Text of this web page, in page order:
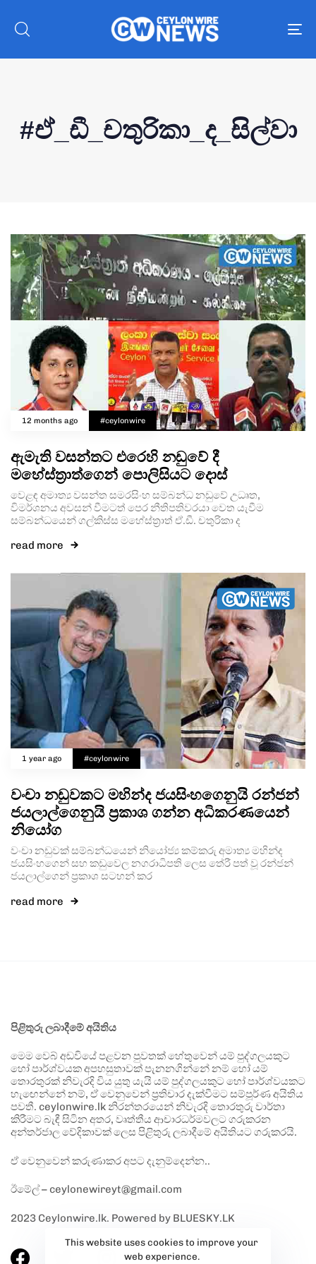
#ඒ_ඩී_චතුරිකා_ද_සිල්වා
12 months ago #ceylonwire
ඇමැති වසන්තට එරෙහි නඩුවේ දී
මහේස්ත්‍රාත්ගෙන් පොලිසියට දොස්
වෙළඳ අමාත්‍ය වසන්ත සමරසිංහ සම්බන්ධ නඩුවේ උධෘත,
විමර්ශනය අවසන් වීමටත් පෙර නීතිපතිවරයා වෙත යැවීම
සම්බන්ධයෙන් ගල්කිස්ස මහේස්ත්‍රාත් ඒ.ඩී. චතුරිකා ද
read more
1 year ago #ceylonwire
වංචා නඩුවකට මහින්ද ජයසිංහගෙනුයි රන්ජන්
ජයලාල්ගෙනුයි ප්‍රකාශ ගන්න අධිකරණයෙන්
නියෝග
වංචා නඩුවක් සම්බන්ධයෙන් නියෝජ්‍ය කම්කරු අමාත්‍ය මහින්ද
ජයසිංහගෙන් සහ කඩුවෙල නගරාධිපති ලෙස තේරී පත් වූ රන්ජන්
ජයලාල්ගෙන් ප්‍රකාශ සටහන් කර
read more
පිළිතුරු ලබාදීමේ අයිතිය
මෙම වෙබ් අඩවියේ පළවන පුවතක් හේතුවෙන් යම් පුද්ගලයකුට
හෝ පාර්ශ්වයක අපහසුතාවක් පැනනගින්නේ නම් හෝ යම්
තොරතුරක් නිවැරදි විය යුතු යැයි යම් පුද්ගලයකුට හෝ පාර්ශ්වයකට
හැඟෙන්නේ නම්, ඒ වෙනුවෙන් ප්‍රතිචාර දැක්වීමට සම්පූර්ණ අයිතිය
පවතී. ceylonwire.lk නිරන්තරයෙන් නිවැරදි තොරතුරු වාර්තා
කිරීමට බැඳී සිටින අතර, වෘත්තීය ආචාරධර්මවලට ගරුකරන
අන්තර්ජාල වේදිකාවක් ලෙස පිළිතුරු ලබාදීමේ අයිතියට ගරුකරයි.
ඒ වෙනුවෙන් කරුණාකර අපට දැනුම්දෙන්න..
ඊමේල් – ceylonewireyt@gmail.com
2023 Ceylonwire.lk. Powered by BLUESKY.LK
This website uses cookies to improve your
web experience.